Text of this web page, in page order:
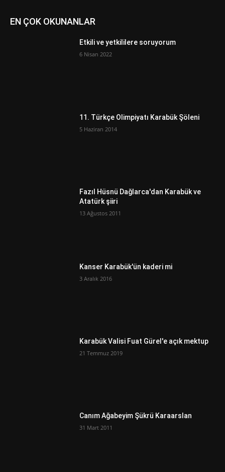
EN ÇOK OKUNANLAR
Etkili ve yetkililere soruyorum
6 Nisan 2022
11. Türkçe Olimpiyatı Karabük Şöleni
5 Haziran 2014
Fazıl Hüsnü Dağlarca'dan Karabük ve
Atatürk şiiri
13 Ağustos 2011
Kanser Karabük'ün kaderi mi
3 Aralık 2016
Karabük Valisi Fuat Gürel'e açık mektup
21 Temmuz 2019
Canım Ağabeyim Şükrü Karaarslan
31 Mart 2011